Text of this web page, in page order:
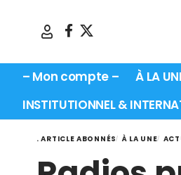
– Mon compte – À LA
INSTITUTIONNEL &
. ARTICLE ABONNÉS À LA UNE